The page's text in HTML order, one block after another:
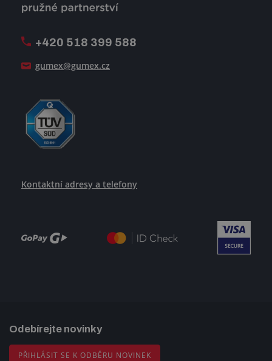
+420 518 399 588
gumex@gumex.cz
Kontaktní adresy a telefony
Firemní časopis Géčko
Odebírejte novinky
PŘIHLÁSIT SE K ODBĚRU NOVINEK